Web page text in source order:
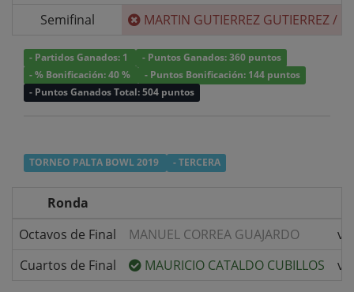
Semifinal
MARTIN GUTIERREZ GUTIERREZ/
- Partidos Ganados: 1
- Puntos Ganados: 360 puntos
- % Bonificación: 40 %
- Puntos Bonificación: 144 puntos
- Puntos Ganados Total: 504 puntos
TORNEO PALTA BOWL 2019 - TERCERA
Ronda
Octavos de Final
MANUEL CORREA GUAJARDO
v/s
Cuartos de Final
MAURICIO CATALDO CUBILLOS v/s